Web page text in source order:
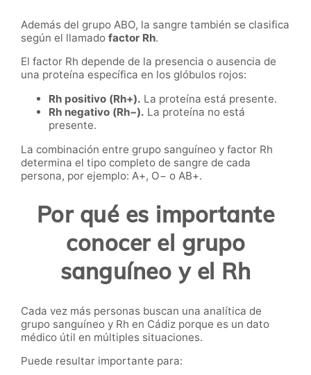
Además del grupo ABO, la sangre también se clasifica
según el llamado factor Rh.
El factor Rh depende de la presencia o ausencia de
una proteína específica en los glóbulos rojos:
Rh positivo (Rh+). La proteína está presente.
Rh negativo (Rh−). La proteína no está
presente.
La combinación entre grupo sanguíneo y factor Rh
determina el tipo completo de sangre de cada
persona, por ejemplo: A+, O− o AB+.
Por qué es importante
conocer el grupo
sanguíneo y el Rh
Cada vez más personas buscan una analítica de
grupo sanguíneo y Rh en Cádiz porque es un dato
médico útil en múltiples situaciones.
Puede resultar importante para: